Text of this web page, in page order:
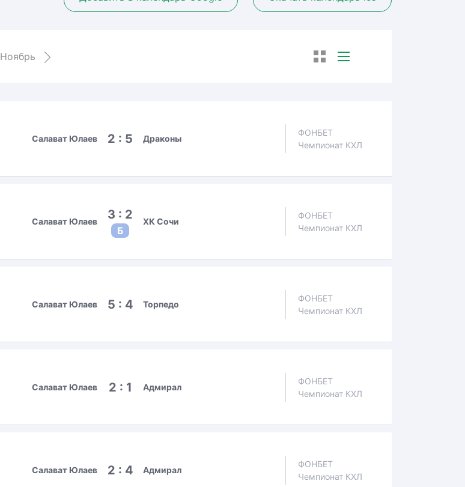
Ноябрь
Салават Юлаев 2 : 5 Драконы
ФОНБЕТ
Чемпионат КХЛ
Салават Юлаев 3 : 2
Б
ХК Сочи
ФОНБЕТ
Чемпионат КХЛ
Салават Юлаев 5 : 4 Торпедо
ФОНБЕТ
Чемпионат КХЛ
Салават Юлаев 2 : 1 Адмирал
ФОНБЕТ
Чемпионат КХЛ
Салават Юлаев 2 : 4 Адмирал
ФОНБЕТ
Чемпионат КХЛ